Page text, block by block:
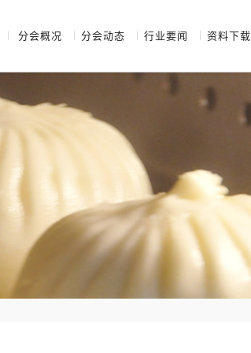
分会概况 分会动态 行业要闻 资料下载